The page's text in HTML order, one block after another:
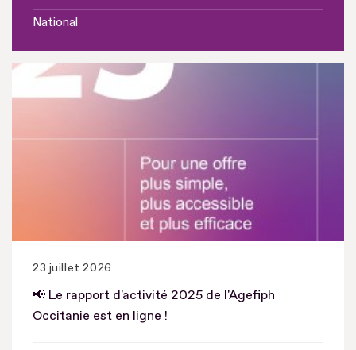
National
23 juillet 2026
📢 Le rapport d'activité 2025 de l'Agefiph
Occitanie est en ligne !